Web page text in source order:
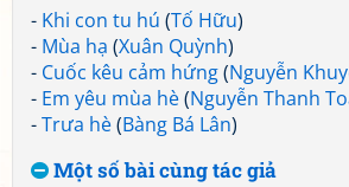
- Khi con tu hú (Tố Hữu)
- Mùa hạ (Xuân Quỳnh)
- Cuốc kêu cảm hứng(Nguyễn
- Em yêu mùa hè(Nguyễn Thanh
-Trưa hè(Bàng Bá Lân)
Một số bài cùng tác giả